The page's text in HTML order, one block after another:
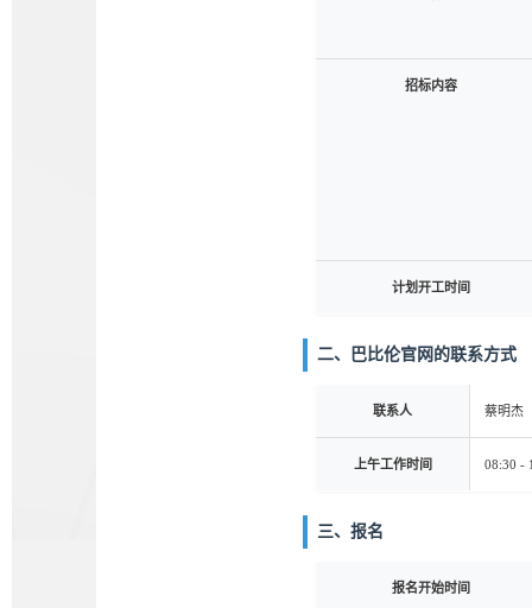
招标内容
计划开工时间
二、巴比伦官网的联系方式
联系人 蔡明杰
上午工作时间 08:30 -
三、报名
报名开始时间